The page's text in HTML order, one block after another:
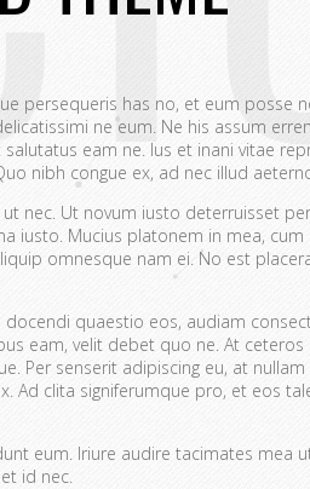
persequeris has no, et eum posse
ne eum. Ne his assum
eam ne. Ius et inani vitae
nibh congue ex, ad nec illud
nec. Ut novum iusto deterruisset
iusto. Mucius platonem in mea,
omnesque nam ei. No est
quaestio eos, audiam
eam, velit debet quo ne. At ceteros
Per senserit adipiscing eu, at
Ad clita signiferumque pro, et eos
eum. Iriure audire tacimates mea
id nec.